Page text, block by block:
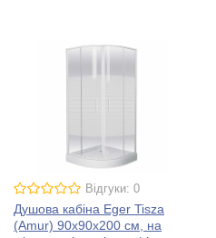
Відгуки: 0
Душова кабіна Eger Tisza
(Amur) 90х90х200 см, на